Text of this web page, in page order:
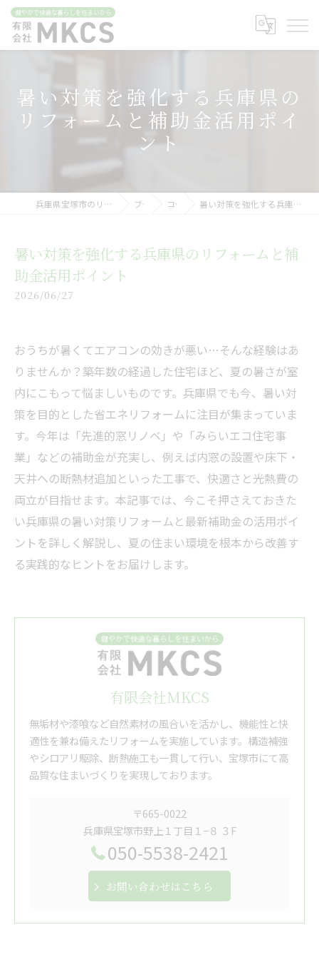
暑い対策を強化する兵庫県の
リフォームと補助金活用ポイ
ント
兵庫県宝塚市のリフォームなら有限会社MKCS ブログ コラム 暑い対策を強化する兵庫県のリフォームと補助金活用ポイント
暑い対策を強化する兵庫県のリフォームと補
助金活用ポイント
2026/06/27
おうちが暑くてエアコンの効きが悪い…そんな経験はあ
りませんか？築年数の経過した住宅ほど、夏の暑さが室
内にこもって悩ましいものです。兵庫県でも今、暑い対
策を目的とした省エネリフォームに注目が集まっていま
す。今年は「先進的窓リノベ」や「みらいエコ住宅事
業」などの補助金が充実し、例えば内窓の設置や床下・
天井への断熱材追加といった工事で、快適さと光熱費の
両立が目指せます。本記事では、今こそ押さえておきた
い兵庫県の暑い対策リフォームと最新補助金の活用ポイ
ントを詳しく解説し、夏の住まい環境を根本から改善す
る実践的なヒントをお届けします。
有限会社MKCS
無垢材や漆喰など自然素材の風合いを活かし、機能性と快
適性を兼ね備えたリフォームを実施しています。構造補強
やシロアリ駆除、断熱施工も一貫して行い、宝塚市にて高
品質な住まいづくりを実現しております。
〒665-0022
兵庫県宝塚市野上１丁目１−８ ３F
050-5538-2421
お問い合わせはこちら